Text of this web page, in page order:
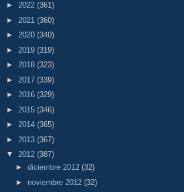
► 2022 (361)
► 2021 (360)
► 2020 (340)
► 2019 (319)
► 2018 (323)
► 2017 (339)
► 2016 (329)
► 2015 (346)
► 2014 (365)
► 2013 (367)
▼ 2012 (387)
► diciembre 2012 (32)
► noviembre 2012 (32)